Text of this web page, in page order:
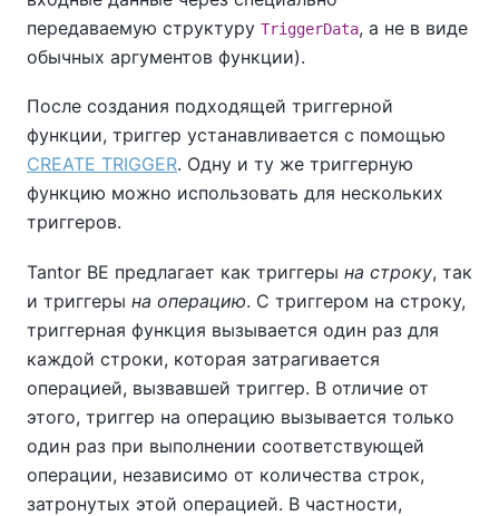
передаваемую структуру TriggerData, а не в виде
обычных аргументов функции).
После создания подходящей триггерной
функции, триггер устанавливается с помощью
CREATE TRIGGER. Одну и ту же триггерную
функцию можно использовать для нескольких
триггеров.
Tantor BE предлагает как триггеры на строку, так
и триггеры на операцию. С триггером на строку,
триггерная функция вызывается один раз для
каждой строки, которая затрагивается
операцией, вызвавшей триггер. В отличие от
этого, триггер на операцию вызывается только
один раз при выполнении соответствующей
операции, независимо от количества строк,
затронутых этой операцией. В частности,